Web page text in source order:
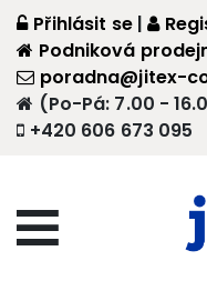
+420 606 673 095
(Po-Pá: 7.00 -
poradna@jitex-
Přihlásit se |
Podniková